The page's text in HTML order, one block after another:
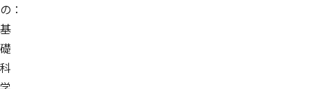
の：
基
礎
科